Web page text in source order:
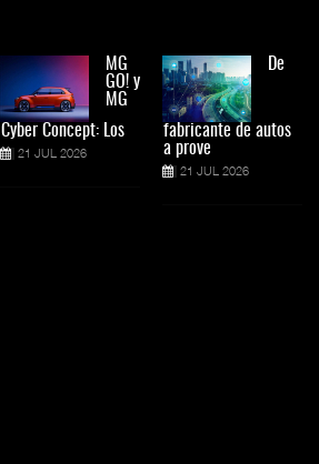
MG
GO! y
MG
Cyber Concept: Los
21 JUL 2026
De
fabricante de autos
a prove
21 JUL 2026